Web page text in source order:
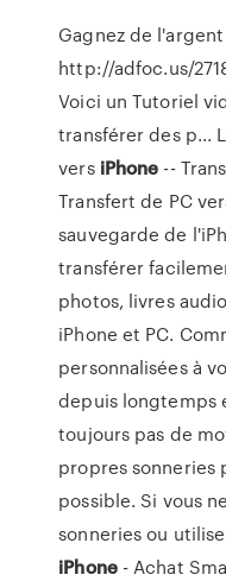
Gagnez de
http://adfoc.us/
Voici un Tutoriel
transférer des p...
vers iPhone --
Transfert de PC
sauvegarde de
transférer
photos, livres
iPhone et PC.
personnalisées à
depuis longtemps
toujours pas de
propres sonneries
possible. Si vous
sonneries ou
iPhone- Achat